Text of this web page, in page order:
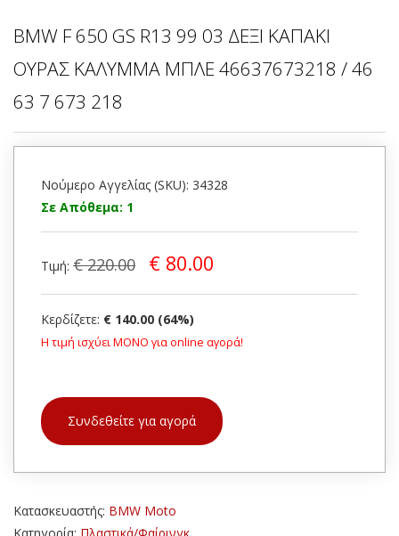
BMW F 650 GS R13 99 03 ΔΕΞΙ ΚΑΠΑΚΙ
ΟΥΡΑΣ ΚΑΛΥΜΜΑ ΜΠΛΕ 46637673218 / 46
63 7 673 218
Νούμερο Αγγελίας (SKU): 34328
Σε Απόθεμα: 1
Τιμή: € 220.00 € 80.00
Κερδίζετε: € 140.00 (64%)
Η τιμή ισχύει ΜΟΝΟ για online αγορά!
Συνδεθείτε για αγορά
Κατασκευαστής: BMW Moto